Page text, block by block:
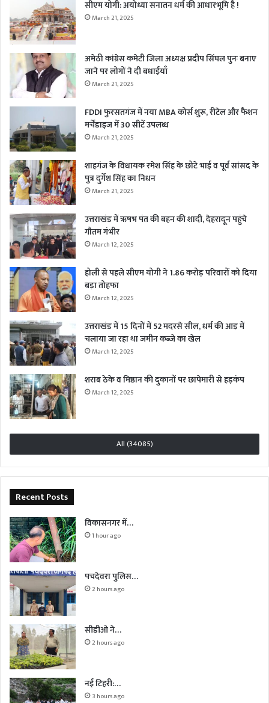
सीएम योगी: अयोध्या सनातन धर्म की आधारभूमि है !
March 21, 2025
अमेठी कांग्रेस कमेटी जिला अध्यक्ष प्रदीप सिंघल पुनः बनाए
जाने पर लोगों ने दी बधाईयाँ
March 21, 2025
FDDI फुरसतगंज में नया MBA कोर्स शुरू, रीटेल और फैशन
मर्चेंडाइज में 30 सीटें उपलब्ध
March 21, 2025
शाहगंज के विधायक रमेश सिंह के छोटे भाई व पूर्व सांसद के
पुत्र दुर्गेश सिंह का निधन
March 21, 2025
उत्तराखंड में ऋषभ पंत की बहन की शादी, देहरादून पहुंचे
गौतम गंभीर
March 12, 2025
होली से पहले सीएम योगी ने 1.86 करोड़ परिवारों को दिया
बड़ा तोहफा
March 12, 2025
उत्तराखंड में 15 दिनों में 52 मदरसे सील, धर्म की आड़ में
चलाया जा रहा था जमीन कब्जे का खेल
March 12, 2025
शराब ठेके व मिष्ठान की दुकानों पर छापेमारी से हड़कंप
March 12, 2025
All (34085)
Recent Posts
विकासनगर में…
1 hour ago
पचदेवरा पुलिस…
2 hours ago
सीडीओ ने…
2 hours ago
नई टिहरी:…
3 hours ago